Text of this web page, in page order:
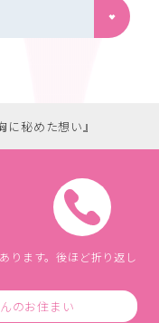
秘めた想い』
ります。後ほど折り返し
のお住まい